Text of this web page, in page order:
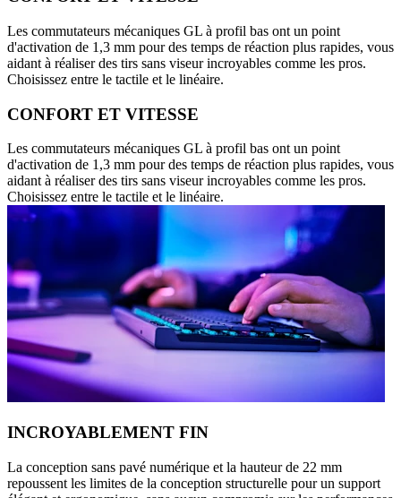
Les commutateurs mécaniques GL à profil bas ont un point
d'activation de 1,3 mm pour des temps de réaction plus rapides, vous
aidant à réaliser des tirs sans viseur incroyables comme les pros.
Choisissez entre le tactile et le linéaire.
CONFORT ET VITESSE
Les commutateurs mécaniques GL à profil bas ont un point
d'activation de 1,3 mm pour des temps de réaction plus rapides, vous
aidant à réaliser des tirs sans viseur incroyables comme les pros.
Choisissez entre le tactile et le linéaire.
INCROYABLEMENT FIN
La conception sans pavé numérique et la hauteur de 22 mm
repoussent les limites de la conception structurelle pour un support